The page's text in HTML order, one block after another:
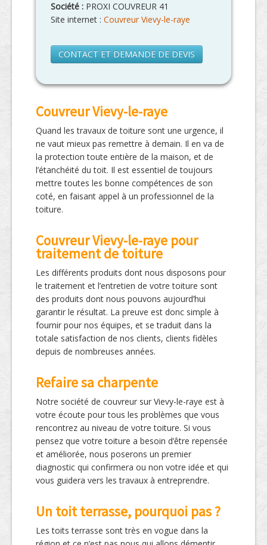
Société : PROXI COUVREUR 41
Site internet : Couvreur Vievy-le-raye
CONTACT ET DEMANDE DE DEVIS
Couvreur Vievy-le-raye
Quand les travaux de toiture sont une urgence, il
ne vaut mieux pas remettre à demain. Il en va de
la protection toute entière de la maison, et de
l’étanchéité du toit. Il est essentiel de toujours
mettre toutes les bonne compétences de son
coté, en faisant appel à un professionnel de la
toiture.
Couvreur Vievy-le-raye pour
traitement de toiture
Les différents produits dont nous disposons pour
le traitement et l’entretien de votre toiture sont
des produits dont nous pouvons aujourd’hui
garantir le résultat. La preuve est donc simple à
fournir pour nos équipes, et se traduit dans la
totale satisfaction de nos clients, clients fidèles
depuis de nombreuses années.
Refaire sa charpente
Notre société de couvreur sur Vievy-le-raye est à
votre écoute pour tous les problèmes que vous
rencontrez au niveau de votre toiture. Si vous
pensez que votre toiture a besoin d’être repensée
et améliorée, nous poserons un premier
diagnostic qui confirmera ou non votre idée et qui
vous guidera vers les travaux à entreprendre.
Un toit terrasse, pourquoi pas ?
Les toits terrasse sont très en vogue dans la